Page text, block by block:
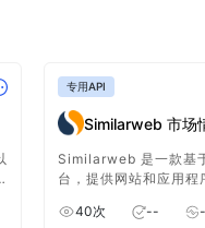
专用API
Similarweb 市场
Similarweb 是一款基
台，提供网站和应用
需输入域名，即可获
40次 --